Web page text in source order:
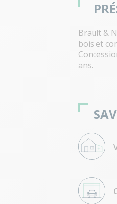
Brault &
bois et
ans.